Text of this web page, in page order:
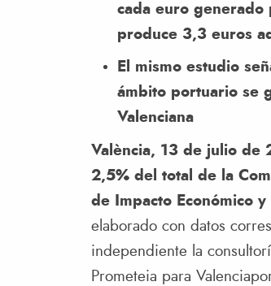
cada euro generado
produce 3,3 euros
El mismo estudio
ámbito portuario se
Valenciana
València, 13 de julio de
2,5% del total de la
de Impacto Económico
elaborado con datos
independiente la
Prometeia para